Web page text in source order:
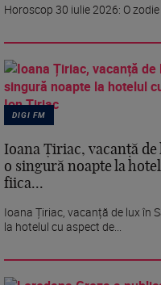
Horoscop 30 iulie 2026: O
DIGI FM
Ioana Țiriac, vacanță
o singură noapte la
fiica...
Ioana Țiriac, vacanță de lux în
la hotelul cu aspect de...